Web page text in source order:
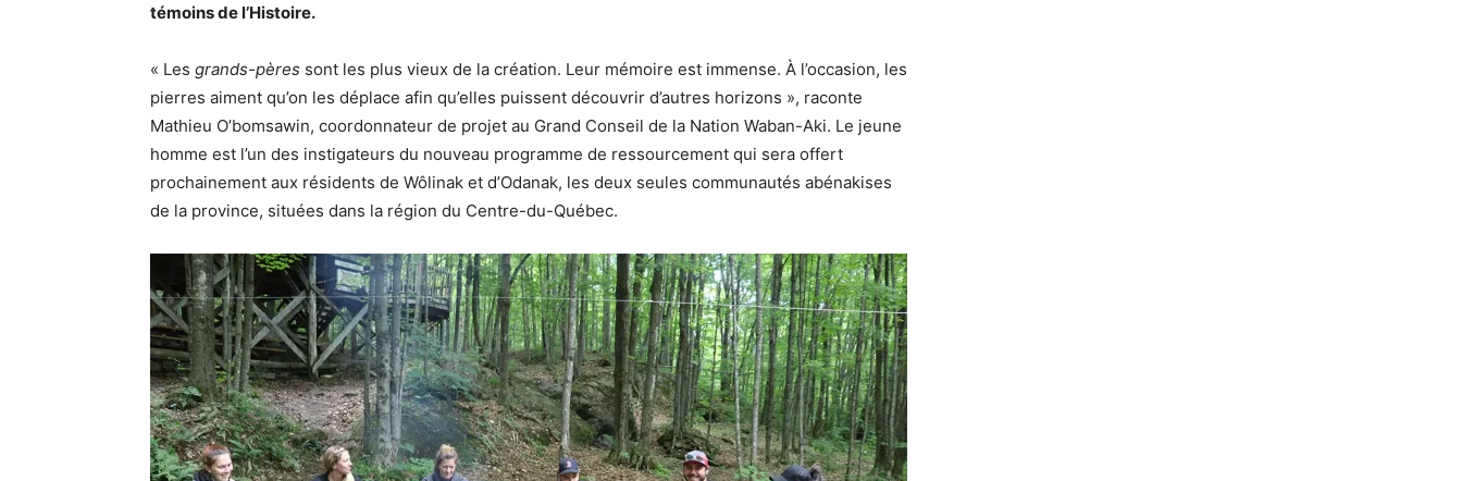
témoins de l’Histoire.
« Les grands-pères sont les plus vieux de la création. Leur mémoire est immense. À l’occasion, les
pierres aiment qu’on les déplace afin qu’elles puissent découvrir d’autres horizons », raconte
Mathieu O’bomsawin, coordonnateur de projet au Grand Conseil de la Nation Waban-Aki. Le jeune
homme est l’un des instigateurs du nouveau programme de ressourcement qui sera offert
prochainement aux résidents de Wôlinak et d’Odanak, les deux seules communautés abénakises
de la province, situées dans la région du Centre-du-Québec.